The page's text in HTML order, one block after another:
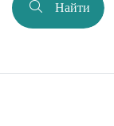
Найти